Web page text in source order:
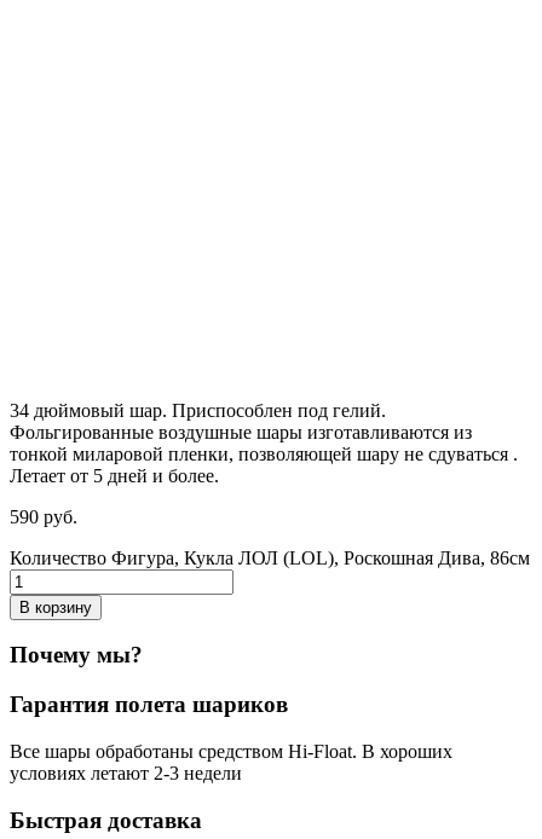
34 дюймовый шар. Приспособлен под гелий.
Фольгированные воздушные шары изготавливаются из
тонкой миларовой пленки, позволяющей шару не сдуваться .
Летает от 5 дней и более.
590 руб.
Количество Фигура, Кукла ЛОЛ (LOL), Роскошная Дива, 86см
В корзину
Почему мы?
Гарантия полета шариков
Все шары обработаны средством Hi-Float. В хороших
условиях летают 2-3 недели
Быстрая доставка